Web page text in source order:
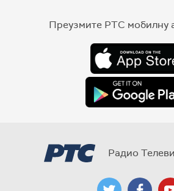
Преузмите РТС мобилну
Радио